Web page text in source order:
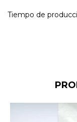
Tiempo de